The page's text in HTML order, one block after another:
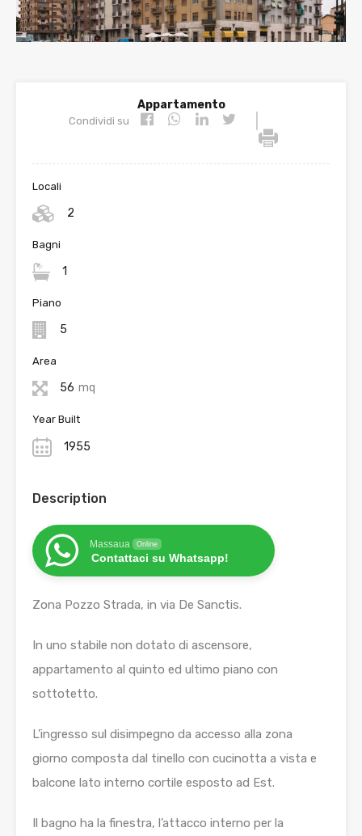
Appartamento
Condividi su
Locali
2
Bagni
1
Piano
5
Area
56 mq
Year Built
1955
Description
Massaua Online
Contattaci su Whatsapp!
Zona Pozzo Strada, in via De Sanctis.
In uno stabile non dotato di ascensore,
appartamento al quinto ed ultimo piano con
sottotetto.
L’ingresso sul disimpegno da accesso alla zona
giorno composta dal tinello con cucinotta a vista e
balcone lato interno cortile esposto ad Est.
Il bagno ha la finestra, l’attacco interno per la